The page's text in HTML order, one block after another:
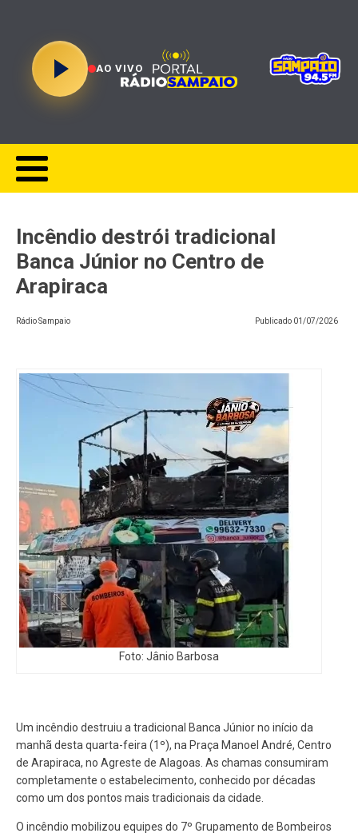
AO VIVO
Incêndio destrói tradicional
Banca Júnior no Centro de
Arapiraca
Rádio Sampaio Publicado 01/07/2026
Foto: Jânio Barbosa
Um incêndio destruiu a tradicional Banca Júnior no início da
manhã desta quarta-feira (1º), na Praça Manoel André, Centro
de Arapiraca, no Agreste de Alagoas. As chamas consumiram
completamente o estabelecimento, conhecido por décadas
como um dos pontos mais tradicionais da cidade.
O incêndio mobilizou equipes do 7º Grupamento de Bombeiros